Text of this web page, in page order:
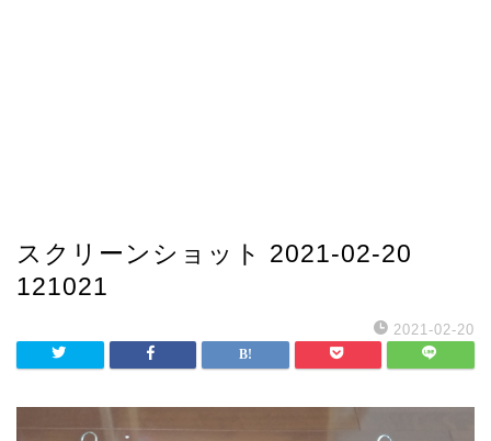
スクリーンショット 2021-02-20
121021
2021-02-20